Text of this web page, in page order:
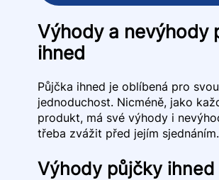
Výhody a nevýhody
ihned
Půjčka ihned je oblíbená pro
jednoduchost. Nicméně, jako
produkt, má své výhody i
třeba zvážit před jejím sjednáním.
Výhody půjčky ihned